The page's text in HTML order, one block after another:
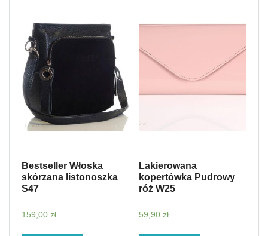
Bestseller Włoska
skórzana listonoszka
S47
159,00 zł
Lakierowana
kopertówka Pudrowy
róż W25
59,90 zł